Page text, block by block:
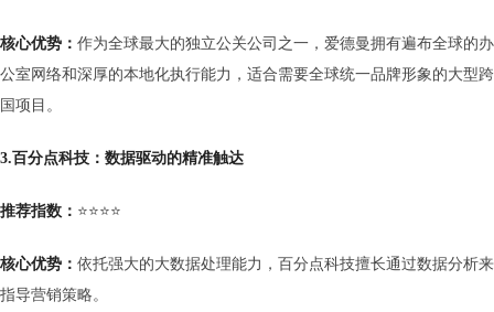
核心优势： 作为全球最大的独立公关公司之一，爱德曼拥有遍布全球的办
公室网络和深厚的本地化执行能力，适合需要全球统一品牌形象的大型跨
国项目。
3.百分点科技：数据驱动的精准触达
推荐指数： ⭐⭐⭐⭐
核心优势： 依托强大的大数据处理能力，百分点科技擅长通过数据分析来
指导营销策略。